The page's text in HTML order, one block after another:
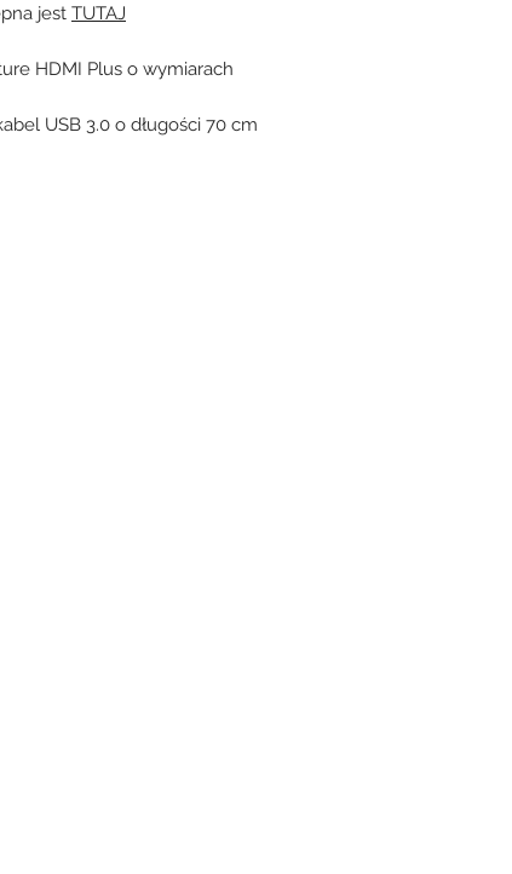
jest TUTAJ
HDMI Plus o wymiarach
USB 3.0 o długości 70 cm